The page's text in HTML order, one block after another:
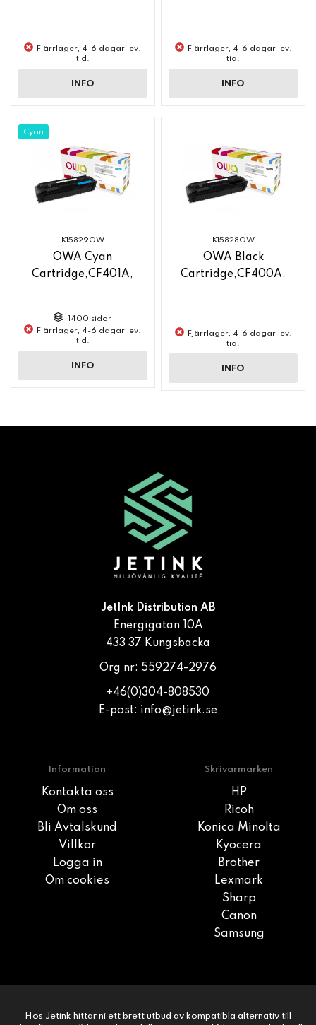
Fjärrlager, 4-6 dagar lev.
tid.
INFO
Fjärrlager, 4-6 dagar lev.
tid.
INFO
Cyan
K15829OW
OWA Cyan
Cartridge,CF401A,
1400 sidor
Fjärrlager, 4-6 dagar lev.
tid.
INFO
K15828OW
OWA Black
Cartridge,CF400A,
Fjärrlager, 4-6 dagar lev.
tid.
INFO
JetInk Distribution AB
Energigatan 10A
433 37 Kungsbacka
Org nr: 559274-2976
+46(0)304-808530
E-post: info@jetink.se
Information
Kontakta oss
Om oss
Bli Avtalskund
Villkor
Logga in
Om cookies
Skrivarmärken
HP
Ricoh
Konica Minolta
Kyocera
Brother
Lexmark
Sharp
Canon
Samsung
Hos Jetink hittar ni ett brett utbud av kompatibla alternativ till